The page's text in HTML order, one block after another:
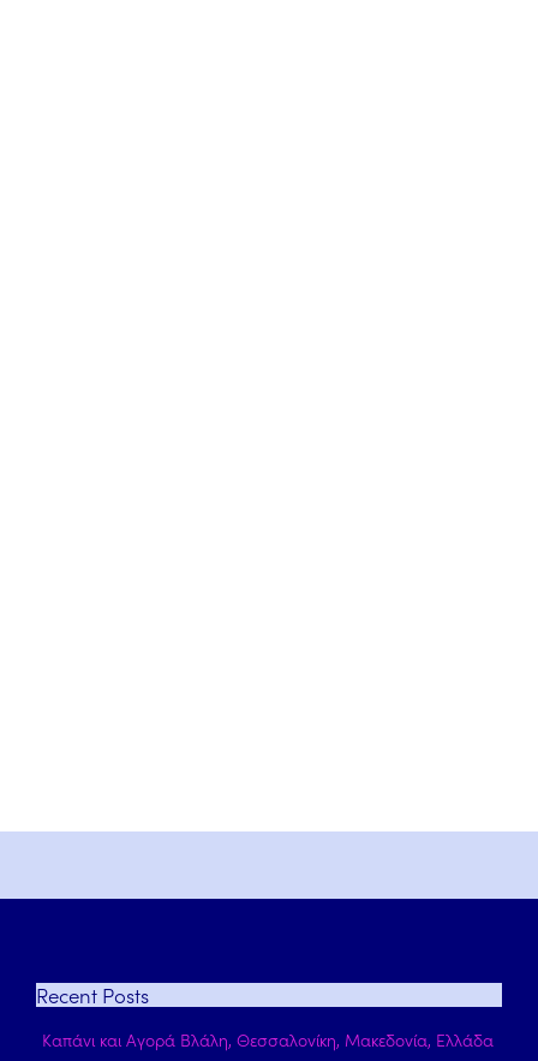
Recent Posts
Καπάνι και Αγορά Βλάλη, Θεσσαλονίκη, Μακεδονία, Ελλάδα